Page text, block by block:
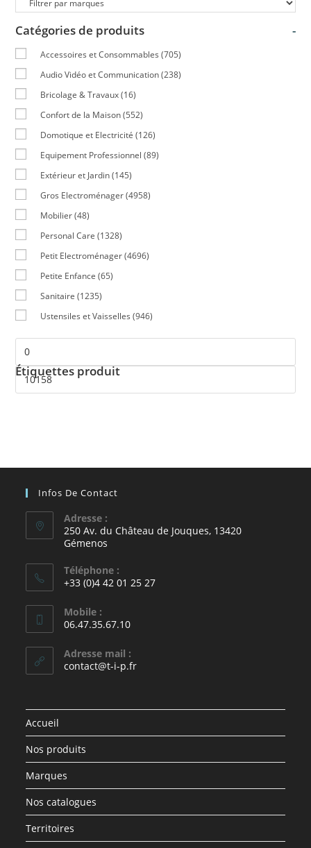
Catégories de produits -
Accessoires et Consommables (705)
Audio Vidéo et Communication (238)
Bricolage & Travaux (16)
Confort de la Maison (552)
Domotique et Electricité (126)
Equipement Professionnel (89)
Extérieur et Jardin (145)
Gros Electroménager (4958)
Mobilier (48)
Personal Care (1328)
Petit Electroménager (4696)
Petite Enfance (65)
Sanitaire (1235)
Ustensiles et Vaisselles (946)
Étiquettes produit
Infos De Contact
Adresse :
250 Av. du Château de Jouques, 13420
Gémenos
Téléphone :
+33 (0)4 42 01 25 27
Mobile :
06.47.35.67.10
Adresse mail :
contact@t-i-p.fr
Accueil
Nos produits
Marques
Nos catalogues
Territoires